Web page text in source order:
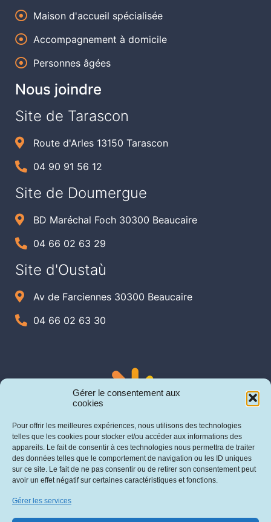
Gérer le consentement aux
cookies
Pour offrir les meilleures expériences, nous utilisons des technologies
telles que les cookies pour stocker et/ou accéder aux informations des
appareils. Le fait de consentir à ces technologies nous permettra de traiter
des données telles que le comportement de navigation ou les ID uniques
sur ce site. Le fait de ne pas consentir ou de retirer son consentement peut
avoir un effet négatif sur certaines caractéristiques et fonctions.
Gérer les services
Maison d'accueil spécialisée
Accompagnement à domicile
Personnes âgées
Nous joindre
Site de Tarascon
Route d'Arles 13150 Tarascon
04 90 91 56 12
Site de Doumergue
BD Maréchal Foch 30300 Beaucaire
04 66 02 63 29
Site d'Oustaù
Av de Farciennes 30300 Beaucaire
04 66 02 63 30
Mentions légales